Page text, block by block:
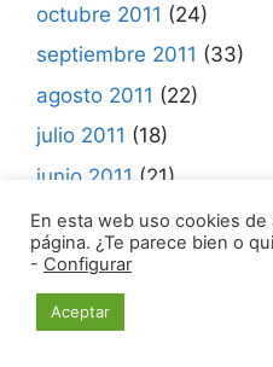
octubre 2011 (24)
septiembre 2011 (33)
agosto 2011 (22)
julio 2011 (18)
junio 2011 (21)
mayo 2011 (27)
abril 2011(34)
marzo 2011
febrero 2011
En esta web uso cookies de
página. ¿Te parece bien o
- Configurar
Aceptar